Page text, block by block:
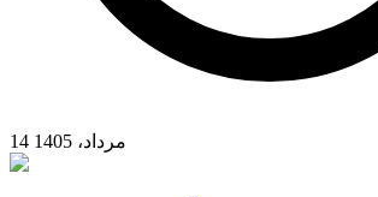
14 مرداد، 1405